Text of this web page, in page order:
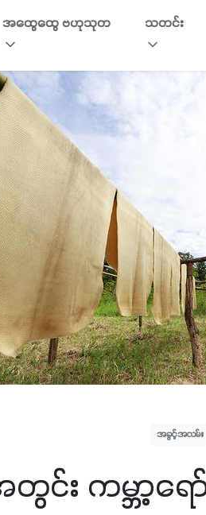
အထွေထွေ ဗဟုသုတ သတင်း
အခွင့်အလမ်း
င်း ကမ္ဘာ့ရ